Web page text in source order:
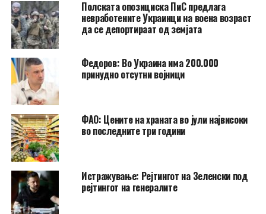
Полската опозициска ПиС предлага
невработените Украинци на воена возраст
да се депортираат од земјата
Федоров: Во Украина има 200.000
принудно отсутни војници
ФАО: Цените на храната во јули највисоки
во последните три години
Истражување: Рејтингот на Зеленски под
рејтингот на генералите